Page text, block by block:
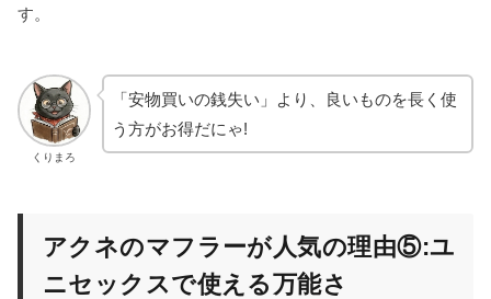
す。
くりまろ
「安物買いの銭失い」より、良いものを長く使
う方がお得だにゃ!
アクネのマフラーが人気の理由⑤:ユ
ニセックスで使える万能さ